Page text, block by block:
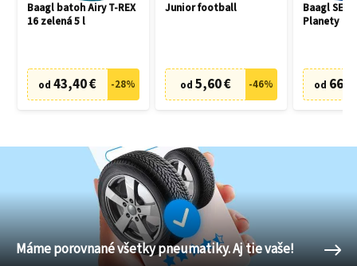
Baagl batoh Airy T-REX
16 zelená 5 l
od 43,40 € -28%
Junior football
od 5,60 € -46%
Baagl SET
Planety
od
Máme porovnané všetky pneumatiky. Aj tie vaše!